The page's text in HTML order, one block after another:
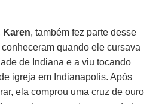
Karen, também fez parte desse
quando ele cursava
de Indiana e a viu tocando
igreja em Indianapolis. Após
ela comprou uma cruz de ouro